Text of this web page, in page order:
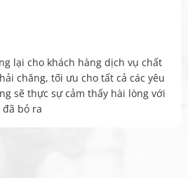
lại cho khách hàng dịch vụ chất
chăng, tối ưu cho tất cả các yêu
sẽ thực sự cảm thấy hài lòng với
bỏ ra